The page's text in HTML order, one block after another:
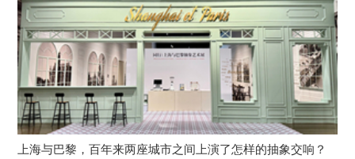
上海与巴黎，百年来两座城市之间上演了怎样的抽象交响？